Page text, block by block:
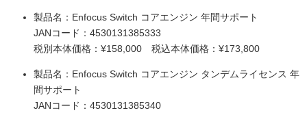
製品名：Enfocus Switch コアエンジン 年間サポート
JANコード：4530131385333
税別本体価格：¥158,000 税込本体価格：¥173,800
製品名：Enfocus Switch コアエンジン タンデムライセンス 年
間サポート
JANコード：4530131385340